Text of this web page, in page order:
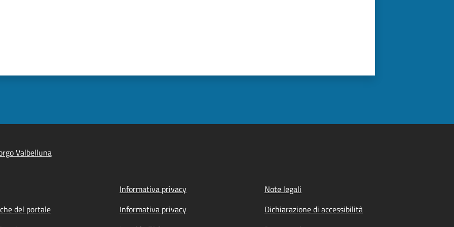
Valbelluna
Informativa privacy
Note legali
del portale Informativa privacy
Dichiarazione di accessibilità